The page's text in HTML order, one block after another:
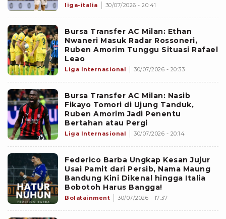
liga-italia 30/07/2026 - 20:41
Bursa Transfer AC Milan: Ethan
Nwaneri Masuk Radar Rossoneri,
Ruben Amorim Tunggu Situasi Rafael
Leao
Liga Internasional 30/07/2026 - 20:33
Bursa Transfer AC Milan: Nasib
Fikayo Tomori di Ujung Tanduk,
Ruben Amorim Jadi Penentu
Bertahan atau Pergi
Liga Internasional 30/07/2026 - 20:14
Federico Barba Ungkap Kesan Jujur
Usai Pamit dari Persib, Nama Maung
Bandung Kini Dikenal hingga Italia
Bobotoh Harus Bangga!
Bolatainment 30/07/2026 - 17:37